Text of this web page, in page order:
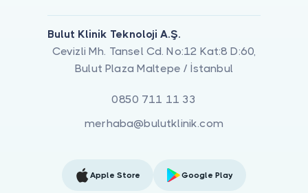
Bulut Klinik Teknoloji A.Ş.
Cevizli Mh. Tansel Cd. No:12 Kat:8 D:60,
Bulut Plaza Maltepe / İstanbul
0850 711 11 33
merhaba@bulutklinik.com
Apple Store Google Play